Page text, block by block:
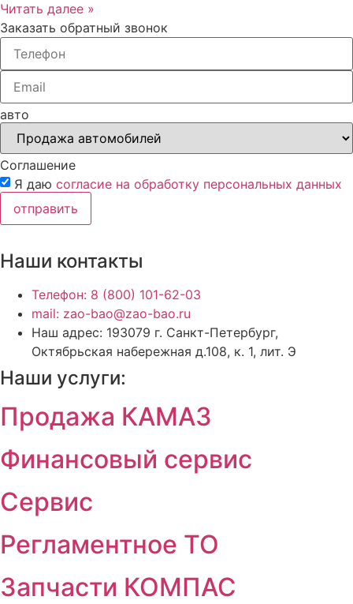
Читать далее »
Заказать обратный звонок
авто
Соглашение
Я даю согласие на обработку персональных данных
отправить
Наши контакты
Телефон: 8 (800) 101-62-03
mail: zao-bao@zao-bao.ru
Наш адрес: 193079 г. Санкт-Петербург,
Октябрьская набережная д.108, к. 1, лит. Э
Наши услуги:
Продажа КАМАЗ
Финансовый сервис
Сервис
Регламентное ТО
Запчасти КОМПАС